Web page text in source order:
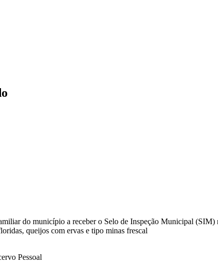
do município a receber o Selo de Inspeção Municipal (SIM)
queijos com ervas e tipo minas frescal
Pessoal